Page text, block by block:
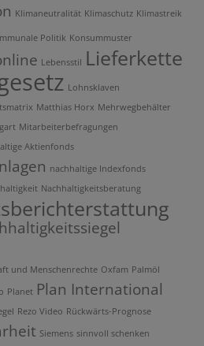
Klimaneutralität Klimaschutz Klimastreik
Politik Konsummuster
Lebensstil Lieferkette
Lohnsklaven
Matthias Horx Mehrwegbehälter
Mitarbeiterbefragungen
Aktienfonds
nachhaltige Indexfonds
Nachhaltigkeitsberatung
und Menschenrechte Oxfam Palmöl
Planet Plan International
Rezo Video Rückwärts-Prognose
Siemens sinnvoll schenken